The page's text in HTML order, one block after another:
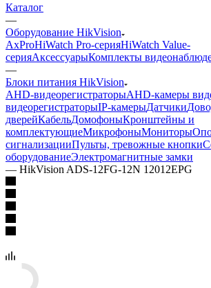
Каталог
—
Оборудование HikVision
AxProHiWatch Pro-серияHiWatch Value-
серияАксессуарыКомплекты
—
Блоки питания HikVision
AHD-видеорегистраторыAHD-камеры
видеорегистраторыIP-камерыДатчики
дверейКабельДомофоныКронштейны и
комплектующиеМикрофоныМониторы
сигнализацииПульты, тревожные кнопки
оборудованиеЭлектромагнитные замки
— HikVision ADS-12FG-12N 12012EPG